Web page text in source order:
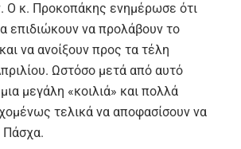
Ο κ. Προκοπάκης ενημέρωσε ότι
επιδιώκουν να προλάβουν το
να ανοίξουν προς τα τέλη
Ωστόσο μετά από αυτό
μεγάλη «κοιλιά» και πολλά
τελικά να αποφασίσουν να
Πάσχα.